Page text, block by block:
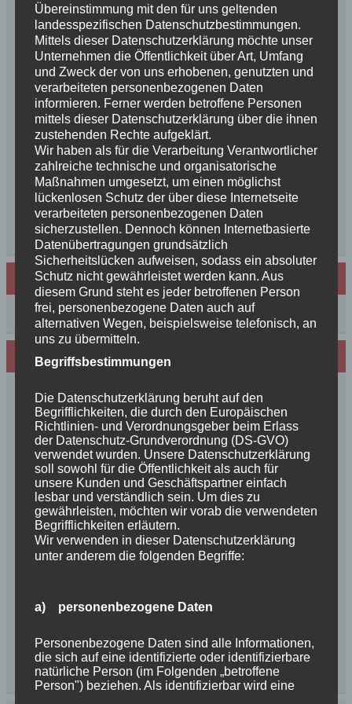
Schurkenfamilien und Freunden
Herzlichen Glückwunsch zum 4. Geburtstag
Unsere Feenkinder haben alle verzaubert
News++News++News++Unsere Feenkinder sind
geboren++
++NEWS++NEWS++NEWS++Wir sind
schwanger++
So schön, die Freundschaften der Schurkeneltern
Lilly´s Schwester schickt Grüße
Innigkeit, oder wahre Liebe
Unsere schöne BenBenkinder schicken
Urlaubsgrüße
++News++News++News++
Archiv
Archiv
Wir sind Mitglied in folgenden Verbänden:
Übereinstimmung mit den für uns geltenden
landesspezifischen Datenschutzbestimmungen.
Mittels dieser Datenschutzerklärung möchte unser
Unternehmen die Öffentlichkeit über Art, Umfang
und Zweck der von uns erhobenen, genutzten und
verarbeiteten personenbezogenen Daten
informieren. Ferner werden betroffene Personen
mittels dieser Datenschutzerklärung über die ihnen
zustehenden Rechte aufgeklärt.
Wir haben als für die Verarbeitung Verantwortlicher
zahlreiche technische und organisatorische
Maßnahmen umgesetzt, um einen möglichst
lückenlosen Schutz der über diese Internetseite
verarbeiteten personenbezogenen Daten
sicherzustellen. Dennoch können Internetbasierte
Datenübertragungen grundsätzlich
Sicherheitslücken aufweisen, sodass ein absoluter
Schutz nicht gewährleistet werden kann. Aus
diesem Grund steht es jeder betroffenen Person
frei, personenbezogene Daten auch auf
alternativen Wegen, beispielsweise telefonisch, an
uns zu übermitteln.
Begriffsbestimmungen
Die Datenschutzerklärung beruht auf den
Begrifflichkeiten, die durch den Europäischen
Richtlinien- und Verordnungsgeber beim Erlass
der Datenschutz-Grundverordnung (DS-GVO)
verwendet wurden. Unsere Datenschutzerklärung
soll sowohl für die Öffentlichkeit als auch für
unsere Kunden und Geschäftspartner einfach
lesbar und verständlich sein. Um dies zu
gewährleisten, möchten wir vorab die verwendeten
Begrifflichkeiten erläutern.
Wir verwenden in dieser Datenschutzerklärung
unter anderem die folgenden Begriffe:
a) personenbezogene Daten
Personenbezogene Daten sind alle Informationen,
die sich auf eine identifizierte oder identifizierbare
natürliche Person (im Folgenden „betroffene
Person") beziehen. Als identifizierbar wird eine